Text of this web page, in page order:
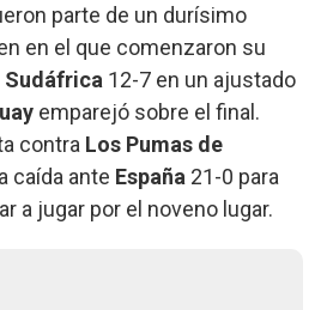
parte de un durísimo
en el que comenzaron su
Sudáfrica 12-7 en un ajustado
emparejó sobre el final.
contra Los Pumas de
caída ante España 21-0 para
a jugar por el noveno lugar.